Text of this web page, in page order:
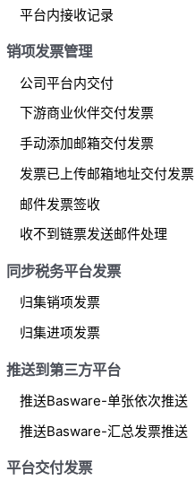
平台内接收记录
销项发票管理
公司平台内交付
下游商业伙伴交付发票
手动添加邮箱交付发票
发票已上传邮箱地址交付发票
邮件发票签收
收不到链票发送邮件处理
同步税务平台发票
归集销项发票
归集进项发票
推送到第三方平台
推送Basware-单张依次推送
推送Basware-汇总发票推送
平台交付发票